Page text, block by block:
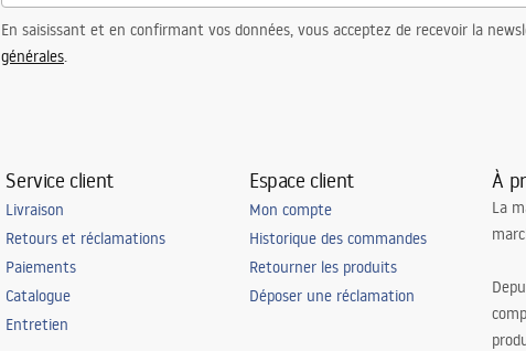
En saisissant et en confirmant vos données, vous acceptez de recevoir la
générales.
Service client
Livraison
Retours et réclamations
Paiements
Catalogue
Entretien
Espace client
Mon compte
Historique des commandes
Retourner les produits
Déposer une réclamation
À
La